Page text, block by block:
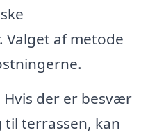
af metode
Hvis der er besvær
til terrassen, kan